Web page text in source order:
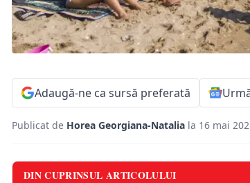
Adaugă-ne ca sursă preferată
Publicat de Horea Georgiana-Natalia la 16 mai
DIN CUPRINSUL ARTICOLULUI